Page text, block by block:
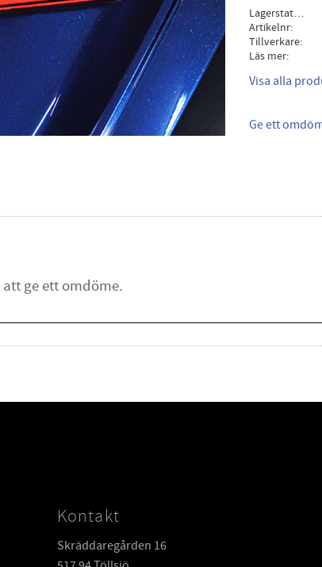
Lagerstatus
Artikelnr
Tillverkare
Läs mer
Visa alla
Ge ett
Kontakt
Skräddaregården 16